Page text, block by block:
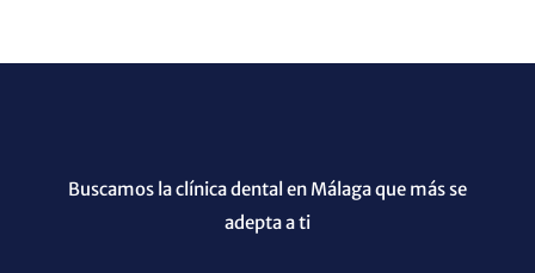
Buscamos la clínica dental en Málaga que más se
adepta a ti